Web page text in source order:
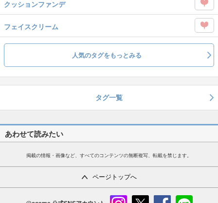
タグ
を
Like
クッションファンデ
この
タグ
を
Like
フェイスクリーム
この
タグ
を
人気のタグをもっとみる
タグ一覧
あわせて読みたい
掲載の情報・画像など、すべてのコンテンツの無断複写、転載を禁じます。
ページトップへ